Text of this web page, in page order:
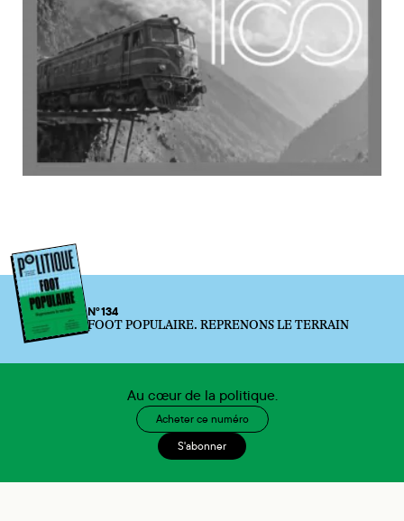
N°134
FOOT POPULAIRE. REPRENONS LE TERRAIN
Au cœur de la politique.
Acheter ce numéro
S'abonner